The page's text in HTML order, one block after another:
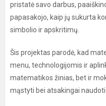
pristatė savo darbus,
papasakojo, kaip jų sukurta
simbolio ir apskritimų.
Šis projektas parodė, kad
menu, technologijomis ir
matematikos žinias, bet ir
mąstyti bei atsakingai